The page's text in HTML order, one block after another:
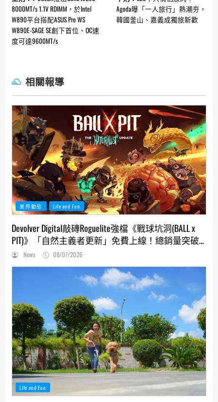
Reading
8000MT/s 1.1V RDIMM，於Intel
W890平台搭配ASUS Pro WS
W890E-SAGE SE創下首位、OC速
度可達9600MT/s
Agoda曝「一人旅行」熱潮夯，
韓國釜山、嘉義成獨旅新歡
相關報導
業界動態 Life and Fun
Devolver Digital敲磚Roguelite強檔《戰球坑洞(BALL x
PIT)》「自然主義者更新」免費上線！總銷量突破
200萬份，遊戲史低66折熱銷中
News 08/07/2026
Life and Fun